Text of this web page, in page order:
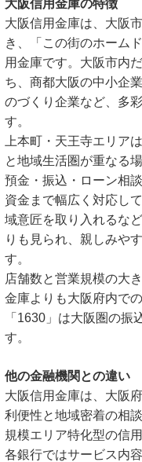
大阪信用金庫の特徴
大阪信用金庫は、大阪
き、「この街のホーム
用金庫です。大阪市内
ち、商都大阪の中小企
のづくり企業など、多
す。
上本町・天王寺エリア
と地域生活圏が重なる
預金・振込・ローン相
資金まで幅広く対応し
域意匠を取り入れるな
りも見られ、親しみや
す。
店舗数と営業規模の大
金庫よりも大阪府内で
「1630」は大阪圏の
す。
他の金融機関との違い
大阪信用金庫は、大阪
利便性と地域密着の相
規模エリア特化型の信
各銀行ではサービス内